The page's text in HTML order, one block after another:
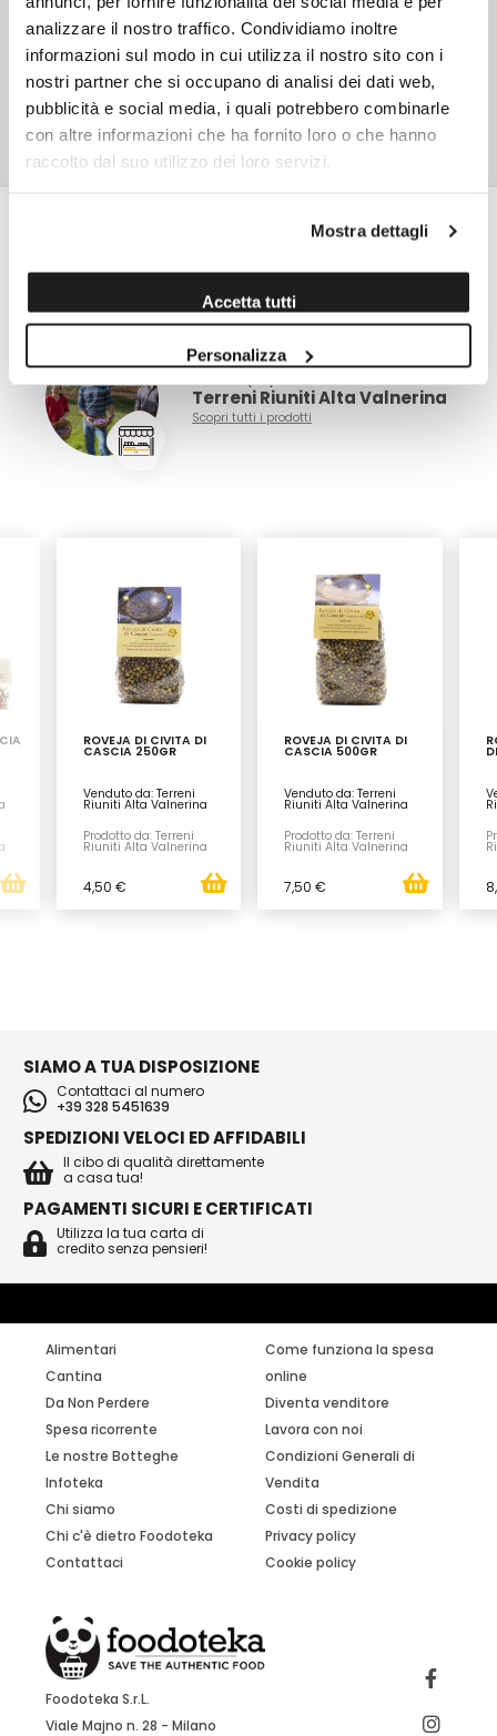
analizzare il nostro traffico. Condividiamo inoltre
informazioni sul modo in cui utilizza il nostro sito con i
nostri partner che si occupano di analisi dei dati web,
pubblicità e social media, i quali potrebbero combinarle
con altre informazioni che ha fornito loro o che hanno
raccolto dal suo utilizzo dei loro servizi.
Mostra dettagli
Accetta tutti
Personalizza
CARATTERISTICHE
Prodotto in Italia
SKU 10115
TIPO DI CONFEZIONE Sacchetto di plastica
PESO NETTO 200,0 gr
Scopri altri prodotti di
Terreni Riuniti Alta Valnerina
Terreni Riuniti Alta Valnerina
Scopri tutti i prodotti
ROVEJA DI CIVITA DI
CASCIA 250GR
Venduto da: Terreni
Riuniti Alta Valnerina
Prodotto da: Terreni
Riuniti Alta Valnerina
4,50 €
ROVEJA DI CIVITA DI
CASCIA 500GR
Venduto da: Terreni
Riuniti Alta Valnerina
Prodotto da: Terreni
Riuniti Alta Valnerina
7,50 €
SIAMO A TUA DISPOSIZIONE
Contattaci al numero
+39 328 5451639
SPEDIZIONI VELOCI ED AFFIDABILI
Il cibo di qualità direttamente
a casa tua!
PAGAMENTI SICURI E CERTIFICATI
Utilizza la tua carta di
credito senza pensieri!
Alimentari
Cantina
Da Non Perdere
Spesa ricorrente
Le nostre Botteghe
Infoteka
Chi siamo
Chi c'è dietro Foodoteka
Contattaci
Come funziona la spesa
online
Diventa venditore
Lavora con noi
Condizioni Generali di
Vendita
Costi di spedizione
Privacy policy
Cookie policy
Foodoteka S.r.L.
Viale Majno n. 28 - Milano